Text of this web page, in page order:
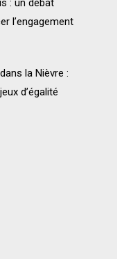
: un débat
l’engagement
la Nièvre :
d’égalité